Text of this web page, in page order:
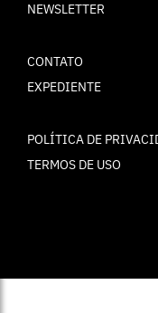
NEWSLETTER
CONTATO
EXPEDIENTE
POLÍTICA DE
TERMOS DE USO